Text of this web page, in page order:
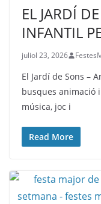
EL JARDÍ
INFANTIL
juliol 23, 2026
El Jardí de Sons –
busques animació
música, joc i
Read More